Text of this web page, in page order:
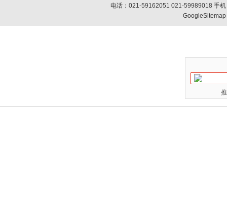
电话：021-59162051 021-59989018 手
GoogleSitemap